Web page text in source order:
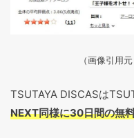
（画像引用
TSUTAYA DISCASは
NEXT同様に30日間の無